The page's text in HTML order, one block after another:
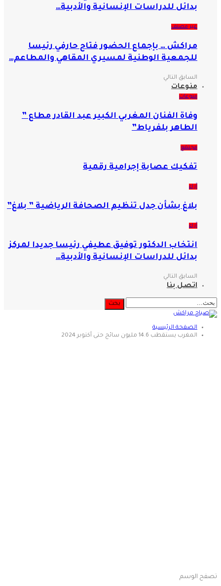
بدائل للدراسات الإنسانية والأدبية…
غير مصنف
مراكش … بإجماع الحضور فتاح حارفي رئيسا
للجمعية الوطنية لمسيري المقاهي والمطاعم…
السابق التالي
منوعات
منوعات
وفاة الفنان المغربي الكبير عبد القادر مطاع ”
الطاهر بلفرياط”
مجتمع
تفكيك عصابة إجرامية رقمية
آراء
بلاغ بشأن جدل تنظيم الصحافة الرياضية ” بلاغ”
آراء
انتخاب الدكتور توفيق عطيفي رئيسا جديدا لمركز
بدائل للدراسات الإنسانية والأدبية…
السابق التالي
اتصل بنا
الصفحة الرئيسية
المغرب يستقطب 14.6 مليون سائح حتى أكتوبر 2024
تصفح الوسم